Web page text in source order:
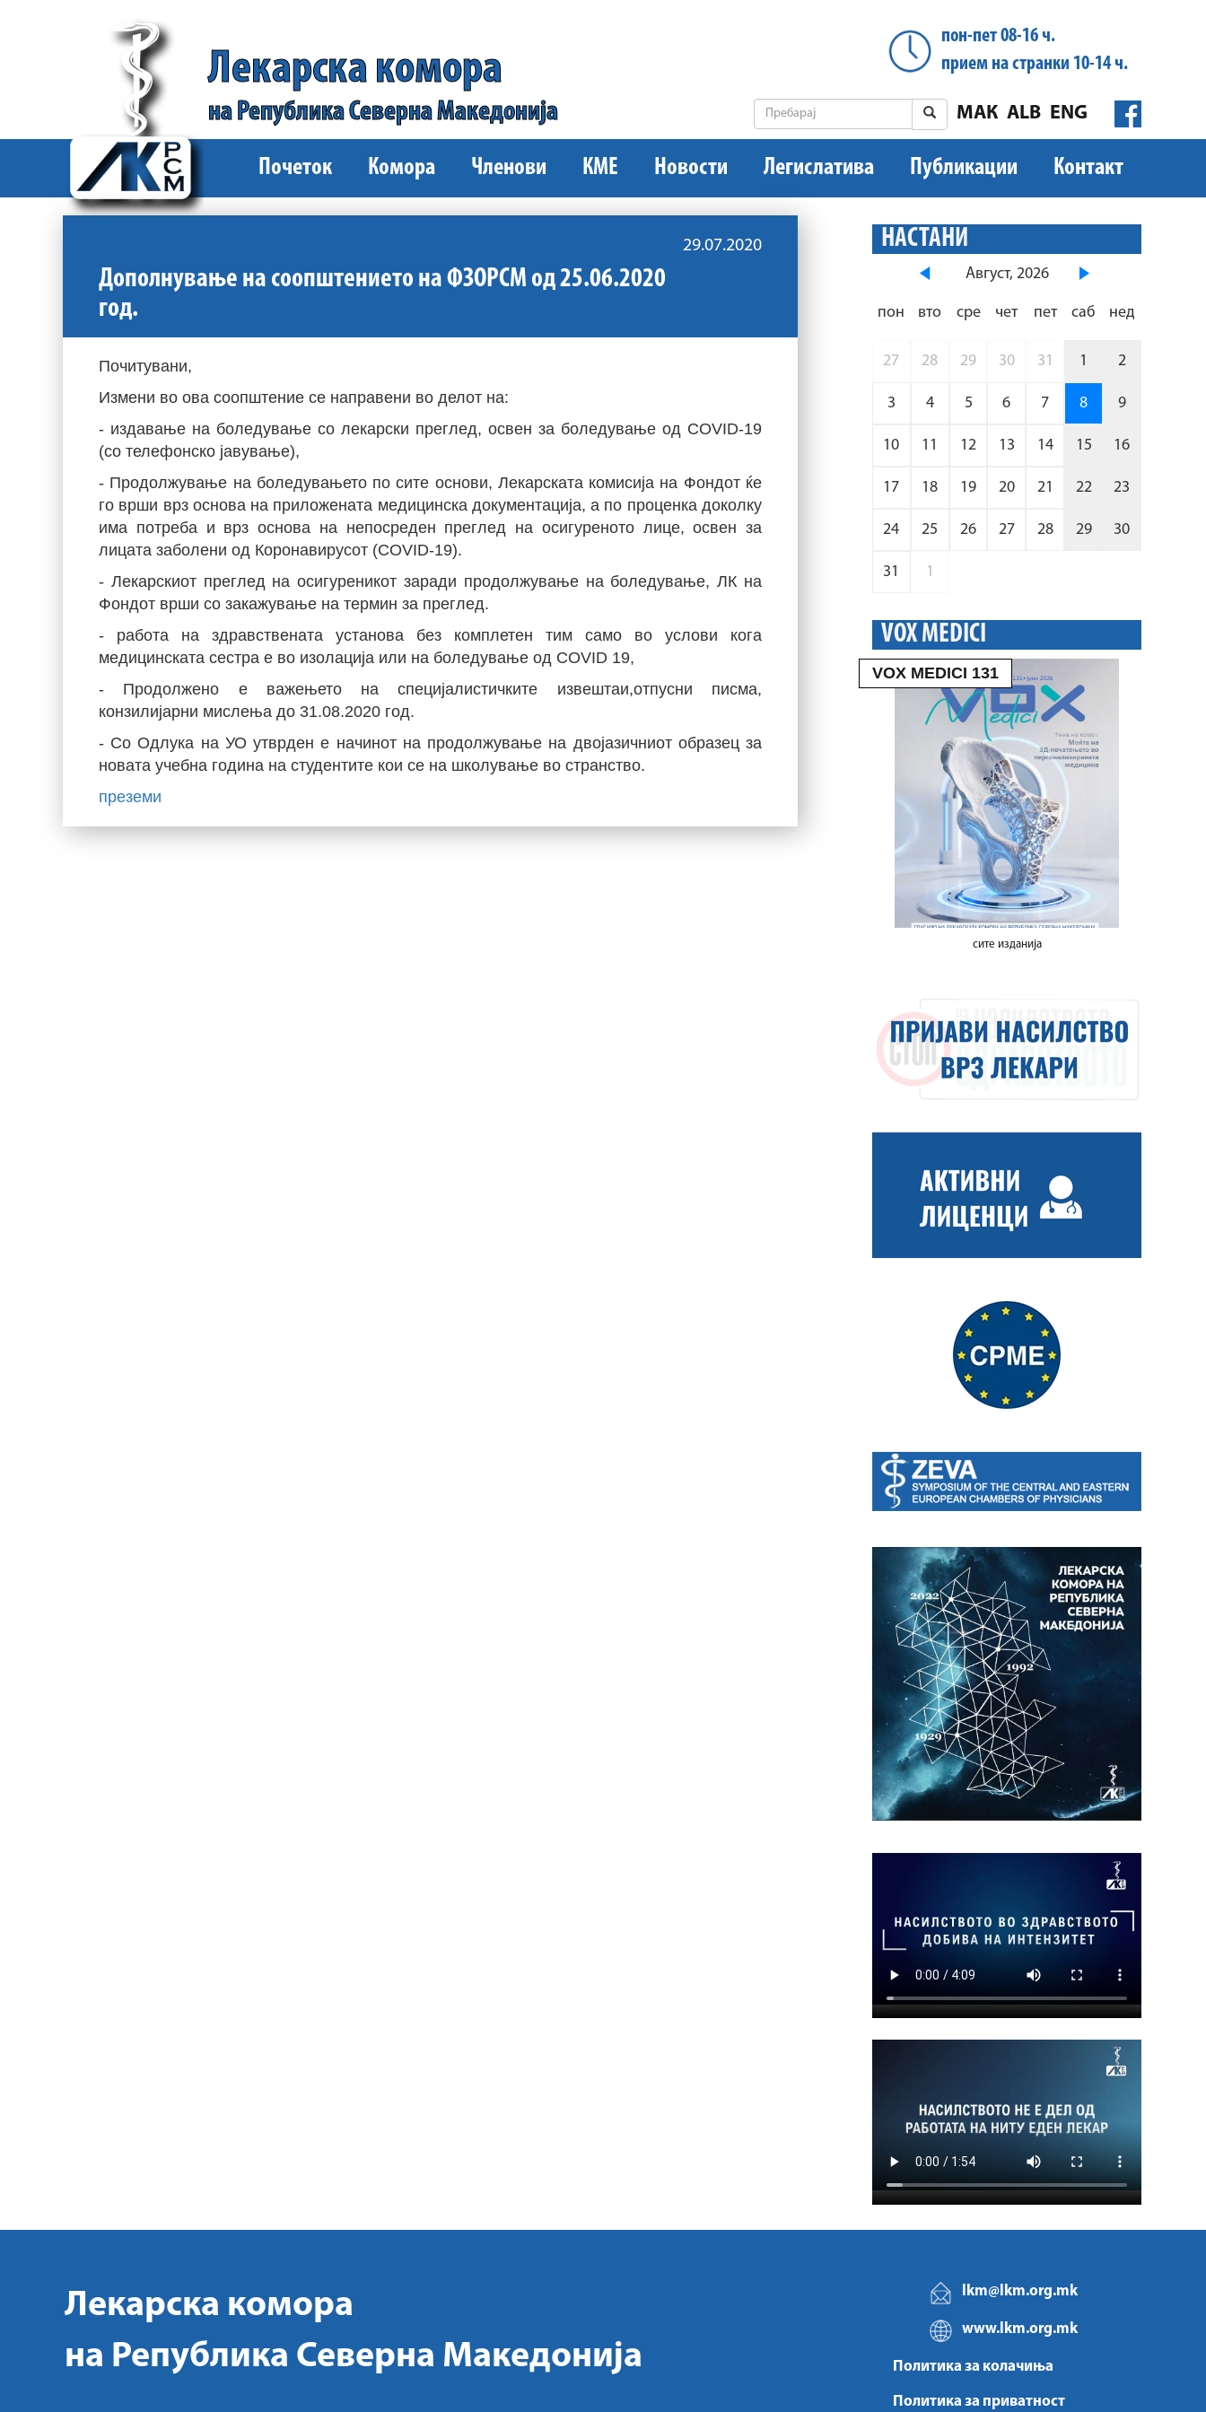
Лекарска комора
на Република Северна Македонија
пон-пет 08-16 ч.
прием на странки 10-14 ч.
ENG
ALB
МАК
Почеток Комора Членови КМЕ Новости Легислатива Публикации Контакт
29.07.2020
Дополнување на соопштението на ФЗОРСМ од 25.06.2020
год.
Почитувани,
Измени во ова соопштение се направени во делот на:
- издавање на боледување со лекарски преглед, освен за боледување од COVID-19
(со телефонско јавување),
- Продолжување на боледувањето по сите основи, Лекарската комисија на Фондот ќе
го врши врз основа на приложената медицинска документација, а по проценка доколку
има потреба и врз основа на непосреден преглед на осигуреното лице, освен за
лицата заболени од Коронавирусот (COVID-19).
- Лекарскиот преглед на осигуреникот заради продолжување на боледување, ЛК на
Фондот врши со закажување на термин за преглед.
- работа на здравствената установа без комплетен тим само во услови кога
медицинската сестра е во изолација или на боледување од COVID 19,
- Продолжено е важењето на специјалистичките извештаи,отпусни писма,
конзилијарни мислења до 31.08.2020 год.
- Со Одлука на УО утврден е начинот на продолжување на двојазичниот образец за
новата учебна година на студентите кои се на школување во странство.
преземи
НАСТАНИ
Август, 2026
пон вто сре чет пет саб нед
27 28 29 30 31 1 2
3 4 5 6 7 8 9
10 11 12 13 14 15 16
17 18 19 20 21 22 23
24 25 26 27 28 29 30
31 1
VOX MEDICI
VOX MEDICI 131
сите изданија
Лекарска комора
на Република Северна Македонија
lkm@lkm.org.mk
www.lkm.org.mk
Политика за колачиња
Политика за приватност